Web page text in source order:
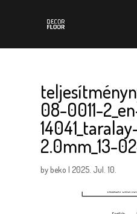
08-0011-
2.0mm_13-
bybeko |2025. Jul. 10.